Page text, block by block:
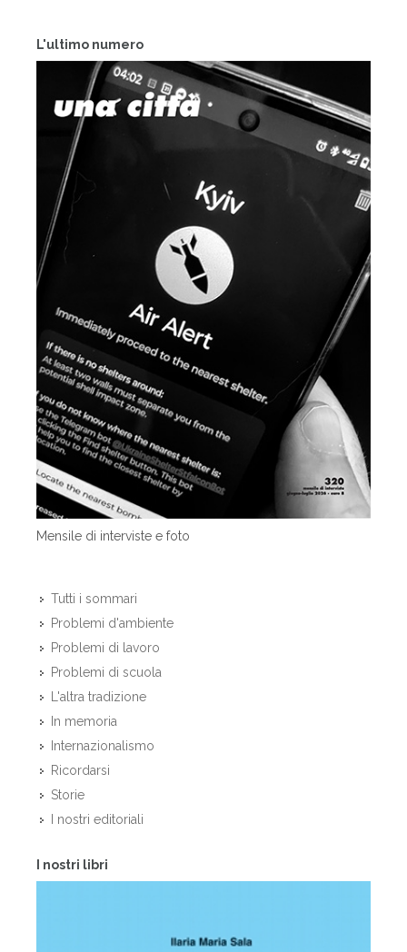
L'ultimo numero
Mensile di interviste e foto
Tutti i sommari
Problemi d'ambiente
Problemi di lavoro
Problemi di scuola
L'altra tradizione
In memoria
Internazionalismo
Ricordarsi
Storie
I nostri editoriali
I nostri libri